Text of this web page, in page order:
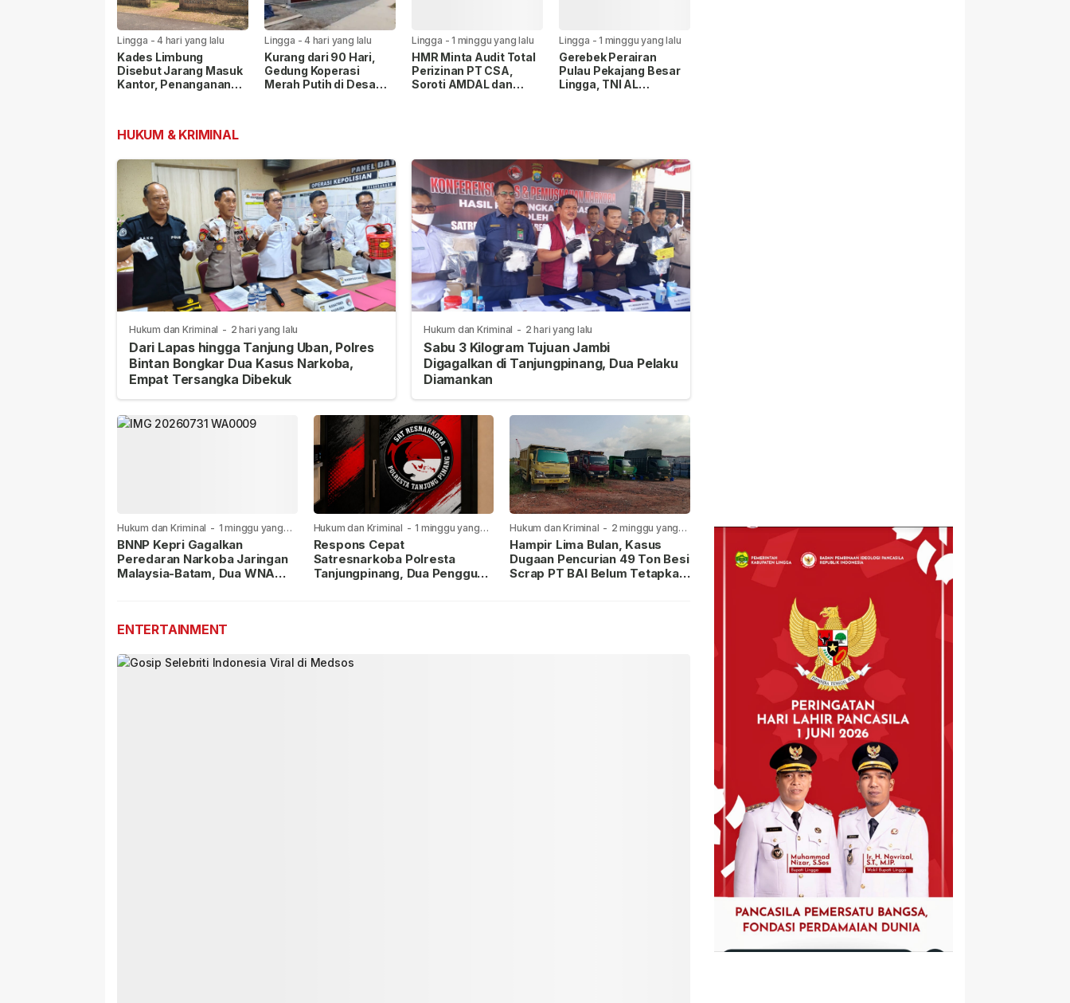
Lingga -4 hari yang lalu
Kades Limbung
Disebut Jarang Masuk
Kantor, Penanganan
Lingga -4 hari yang lalu
Kurang dari 90 Hari,
Gedung Koperasi
Merah Putih di Desa
Lingga -1 minggu yang lalu
HMR Minta Audit Total
Perizinan PT CSA,
Soroti AMDAL dan
Lingga -1 minggu yang lalu
Gerebek Perairan
Pulau Pekajang Besar
Lingga, TNI AL
HUKUM & KRIMINAL
Hukum dan Kriminal - 2 hari yang lalu
Dari Lapas hingga Tanjung Uban, Polres
Bintan Bongkar Dua Kasus Narkoba,
Empat Tersangka Dibekuk
Hukum dan Kriminal - 2 hari yang lalu
Sabu 3 Kilogram Tujuan Jambi
Digagalkan di Tanjungpinang, Dua Pelaku
Diamankan
Hukum dan Kriminal - 1 minggu yang
lalu
BNNP Kepri Gagalkan
Peredaran Narkoba Jaringan
Malaysia-Batam, Dua WNA
Hukum dan Kriminal - 1 minggu yang
lalu
Respons Cepat
Satresnarkoba Polresta
Tanjungpinang, Dua Pengguna
Hukum dan Kriminal - 2 minggu yang
lalu
Hampir Lima Bulan, Kasus
Dugaan Pencurian 49 Ton Besi
Scrap PT BAI Belum Tetapkan
ENTERTAINMENT